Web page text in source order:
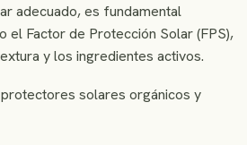
adecuado, es fundamental
Factor de Protección Solar (FPS),
y los ingredientes activos.
solares orgánicos y